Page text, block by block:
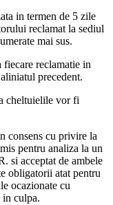
in termen de 5 zile
reclamat la sediul
mai sus.
reclamatie in
precedent.
cheltuielile vor fi
consens cu privire la
pentru analiza la un
si acceptat de ambele
obligatorii atat pentru
ocazionate cu
in culpa.